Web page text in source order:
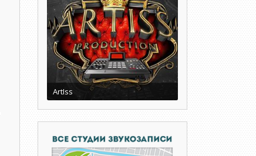
ArtIss